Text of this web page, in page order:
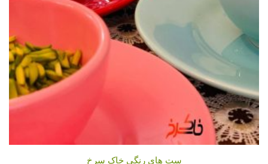
ست های رنگی خاک سرخ